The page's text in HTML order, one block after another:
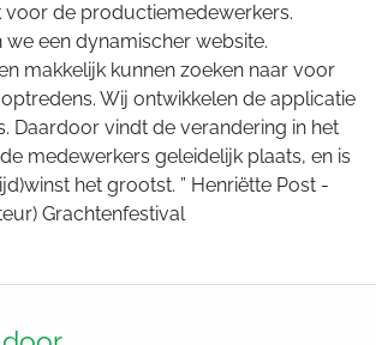
voor de productiemedewerkers.
we een dynamischer website.
makkelijk kunnen zoeken naar voor
Wij ontwikkelen de applicatie
Daardoor vindt de verandering in het
medewerkers geleidelijk plaats, en is
het grootst. ” Henriëtte Post -
Grachtenfestival